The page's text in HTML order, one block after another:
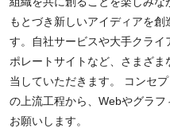
もとづき新しいアイディアを
す。自社サービスや大手クラ
ポレートサイトなど、さまざ
当していただきます。 コンセ
の上流工程から、Webやグラ
お願いします。